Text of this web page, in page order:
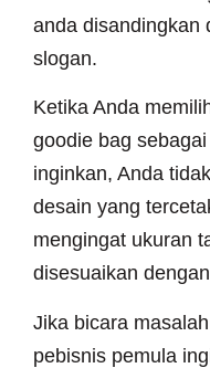
anda disandingkan
slogan.
Ketika Anda
goodie bag
inginkan, Anda
desain yang
mengingat ukuran
disesuaikan
Jika bicara
pebisnis pemula